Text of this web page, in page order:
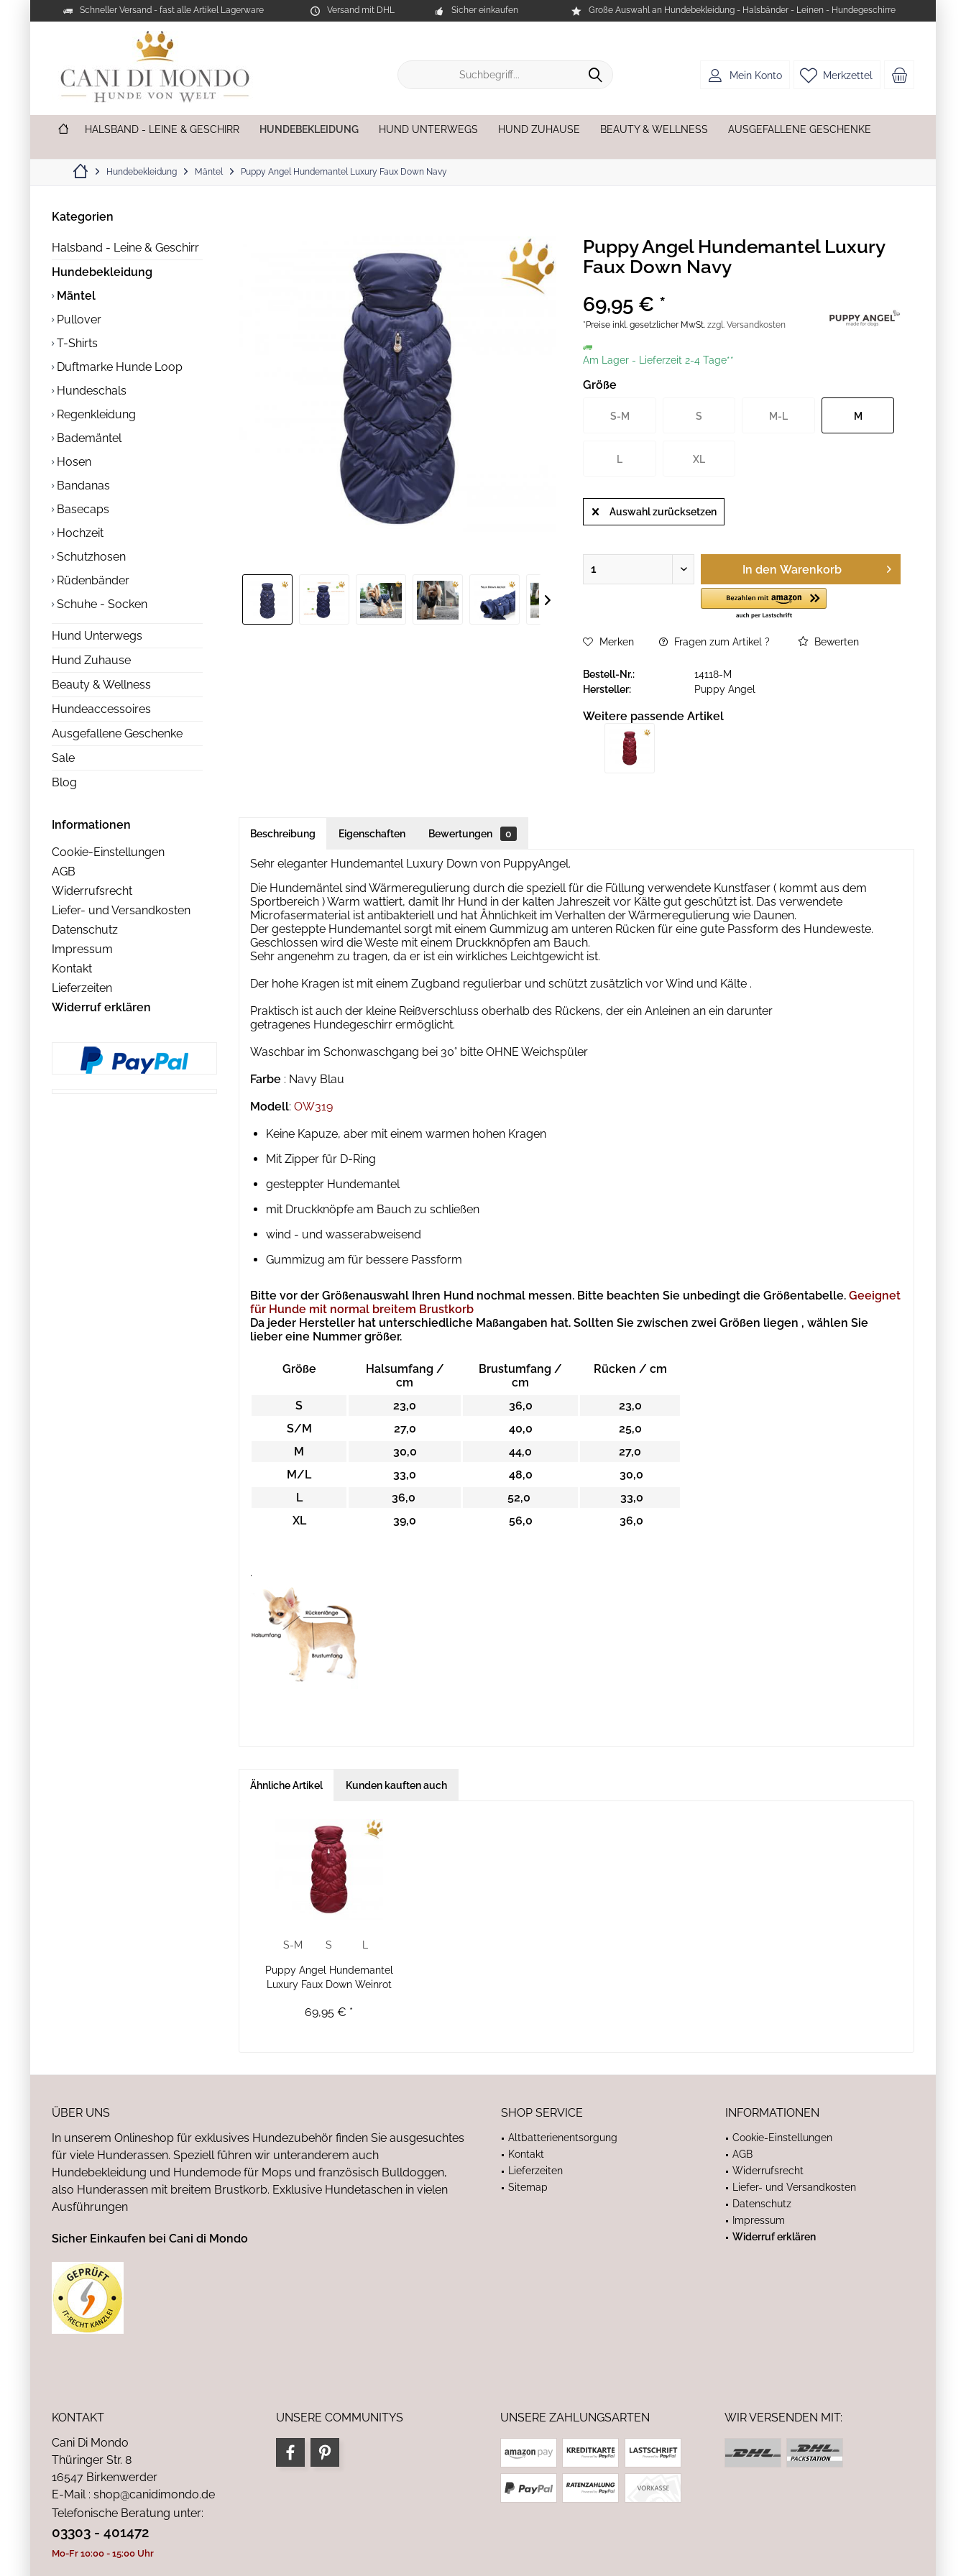
Schneller Versand - fast alle Artikel Lagerware Versand mit DHL Sicher einkaufen Große Auswahl an Hundebekleidung - Halsbänder - Leinen - Hundegeschirre
Merkzettel
Mein Konto
HALSBAND - LEINE & GESCHIRR HUNDEBEKLEIDUNG HUND UNTERWEGS HUND ZUHAUSE BEAUTY & WELLNESS AUSGEFALLENE GESCHENKE
Hundebekleidung Mäntel Puppy Angel Hundemantel Luxury Faux Down Navy
Kategorien
Halsband - Leine & Geschirr
Hundebekleidung
Mäntel
Pullover
T-Shirts
Duftmarke Hunde Loop
Hundeschals
Regenkleidung
Bademäntel
Hosen
Bandanas
Basecaps
Hochzeit
Schutzhosen
Rüdenbänder
Schuhe - Socken
Hund Unterwegs
Hund Zuhause
Beauty & Wellness
Hundeaccessoires
Ausgefallene Geschenke
Sale
Blog
Informationen
Cookie-Einstellungen
AGB
Widerrufsrecht
Liefer- und Versandkosten
Datenschutz
Impressum
Kontakt
Lieferzeiten
Widerruf erklären
Puppy Angel Hundemantel Luxury
Faux Down Navy
69,95 € *
*Preise inkl. gesetzlicher MwSt.zzgl. Versandkosten
Am Lager - Lieferzeit 2-4 Tage**
Größe
S-M S M-L M
L XL
Auswahl zurücksetzen
In den Warenkorb
Merken Fragen zum Artikel ? Bewerten
Bestell-Nr.:
14118-M
Hersteller:
Puppy Angel
Weitere passende Artikel
Beschreibung Eigenschaften Bewertungen 0
Sehr eleganter Hundemantel Luxury Down von PuppyAngel.
Die Hundemäntel sind Wärmeregulierung durch die speziell für die Füllung verwendete Kunstfaser ( kommt aus dem
Sportbereich ) Warm wattiert, damit Ihr Hund in der kalten Jahreszeit vor Kälte gut geschützt ist. Das verwendete
Microfasermaterial ist antibakteriell und hat Ähnlichkeit im Verhalten der Wärmeregulierung wie Daunen.
Der gesteppte Hundemantel sorgt mit einem Gummizug am unteren Rücken für eine gute Passform des Hundeweste.
Geschlossen wird die Weste mit einem Druckknöpfen am Bauch.
Sehr angenehm zu tragen, da er ist ein wirkliches Leichtgewicht ist.
Der hohe Kragen ist mit einem Zugband regulierbar und schützt zusätzlich vor Wind und Kälte .
Praktisch ist auch der kleine Reißverschluss oberhalb des Rückens, der ein Anleinen an ein darunter
getragenes Hundegeschirr ermöglicht.
Waschbar im Schonwaschgang bei 30° bitte OHNE Weichspüler
Farbe : Navy Blau
Modell: OW319
Keine Kapuze, aber mit einem warmen hohen Kragen
Mit Zipper für D-Ring
gesteppter Hundemantel
mit Druckknöpfe am Bauch zu schließen
wind - und wasserabweisend
Gummizug am für bessere Passform
Bitte vor der Größenauswahl Ihren Hund nochmal messen. Bitte beachten Sie unbedingt die Größentabelle. Geeignet
für Hunde mit normal breitem Brustkorb
Da jeder Hersteller hat unterschiedliche Maßangaben hat. Sollten Sie zwischen zwei Größen liegen , wählen Sie
lieber eine Nummer größer.
Größe
Halsumfang /
cm
Brustumfang /
cm
Rücken / cm
S 23,0 36,0
23,0
S/M
27,0 40,0
25,0
M
30,0 44,0
27,0
M/L
33,0 48,0
30,0
L
36,0 52,0
33,0
XL
39,0 56,0 36,0
.
Ähnliche Artikel Kunden kauften auch
S-M S
Puppy Angel Hundemantel
Luxury Faux Down Weinrot
69,95 € *
ÜBER UNS
In unserem Onlineshop für exklusives Hundezubehör finden Sie ausgesuchtes
für viele Hunderassen. Speziell führen wir unteranderem auch
Hundebekleidung und Hundemode für Mops und französisch Bulldoggen,
also Hunderassen mit breitem Brustkorb. Exklusive Hundetaschen in vielen
Ausführungen
Sicher Einkaufen bei Cani di Mondo
SHOP SERVICE
Altbatterienentsorgung
Kontakt
Lieferzeiten
Sitemap
INFORMATIONEN
Cookie-Einstellungen
AGB
Widerrufsrecht
Liefer- und Versandkosten
Datenschutz
Impressum
Widerruf erklären
KONTAKT
Cani Di Mondo
Thüringer Str. 8
16547 Birkenwerder
E-Mail : shop@canidimondo.de
Telefonische Beratung unter:
03303 - 401472
Mo-Fr 10:00 - 15:00 Uhr
UNSERE COMMUNITYS UNSERE ZAHLUNGSARTEN WIR VERSENDEN MIT: